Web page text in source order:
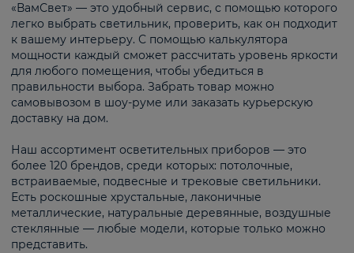
«ВамСвет» — это удобный сервис, с помощью которого
легко выбрать светильник, проверить, как он подходит
к вашему интерьеру. С помощью калькулятора
мощности каждый сможет рассчитать уровень яркости
для любого помещения, чтобы убедиться в
правильности выбора. Забрать товар можно
самовывозом в шоу-руме или заказать курьерскую
доставку на дом.
Наш ассортимент осветительных приборов — это
более 120 брендов, среди которых: потолочные,
встраиваемые, подвесные и трековые светильники.
Есть роскошные хрустальные, лаконичные
металлические, натуральные деревянные, воздушные
стеклянные — любые модели, которые только можно
представить.